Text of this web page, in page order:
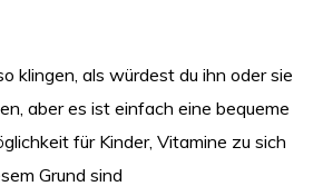
klingen, als würdest du ihn oder sie
aber es ist einfach eine bequeme
für Kinder, Vitamine zu sich
Grund sind